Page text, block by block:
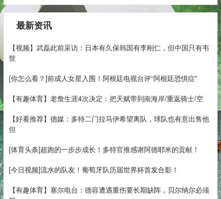
最新资讯
【视频】武磊此前采访：日本有久保韩国有李刚仁，但中国只有韦
世
[你怎么看？]前成人女星入围！阿根廷电视台评“阿根廷恐惧症”
【有趣体育】老詹生涯4次决定：把天赋带到南海岸/重返骑士/空
【好看推荐】德媒：多特二门拉马伊希望离队，球队也有意出售他
但
[体育头条]超跑的一步步成长！多特官推感谢阿德耶米的贡献！
[今日视频]流水的队友！葡萄牙队历届世界杯首发合影！
【有趣体育】塞尔电台：德容遭遇重伤要长期缺阵，贝尔纳尔必须